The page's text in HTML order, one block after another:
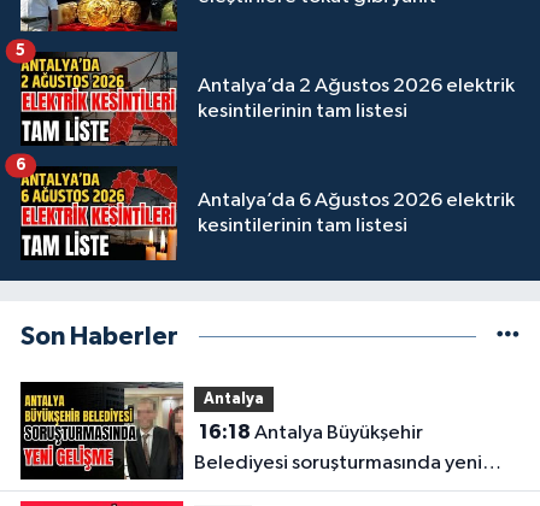
Antalya’da 2 Ağustos 2026 elektrik
kesintilerinin tam listesi
5
Antalya’da 6 Ağustos 2026 elektrik
kesintilerinin tam listesi
6
Son Haberler
Antalya
16:18
Belediyesi soruşturmasında yeni
gelişme